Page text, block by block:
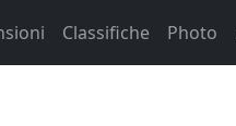
Classifiche Photo